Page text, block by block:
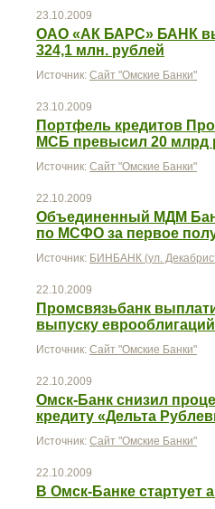
23.10.2009
ОАО «АК БАРС» БАНК
324,1 млн. рублей
Источник: Сайт "Омские Банки"
23.10.2009
Портфель кредитов
МСБ превысил 20 млрд
Источник: Сайт "Омские Банки"
22.10.2009
Объединенный МДМ
по МСФО за первое
Источник: БИНБАНК (ул.
22.10.2009
Промсвязьбанк
выпуску еврооблигаций
Источник: Сайт "Омские Банки"
22.10.2009
Омск-Банк снизил
кредиту «Дельта
Источник: Сайт "Омские Банки"
22.10.2009
В Омск-Банке